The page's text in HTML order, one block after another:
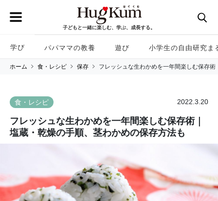
子どもと一緒に楽しむ、学ぶ、成長する。
学び パパママの教養 遊び 小学生の自由研究ま
ホーム 食・レシピ 保存 フレッシュな生わかめを一年間楽しむ保存
食・レシピ 2022.3.20
フレッシュな生わかめを一年間楽しむ保存術｜
塩蔵・乾燥の手順、茎わかめの保存方法も